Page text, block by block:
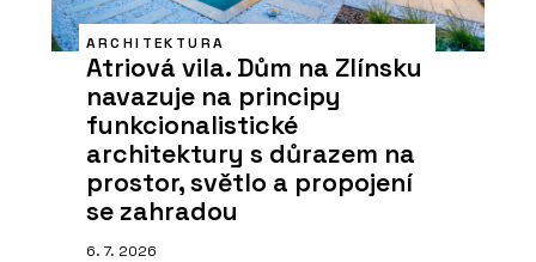
ARCHITEKTURA
Atriová vila. Dům na Zlínsku
navazuje na principy
funkcionalistické
architektury s důrazem na
prostor, světlo a propojení
se zahradou
6. 7. 2026